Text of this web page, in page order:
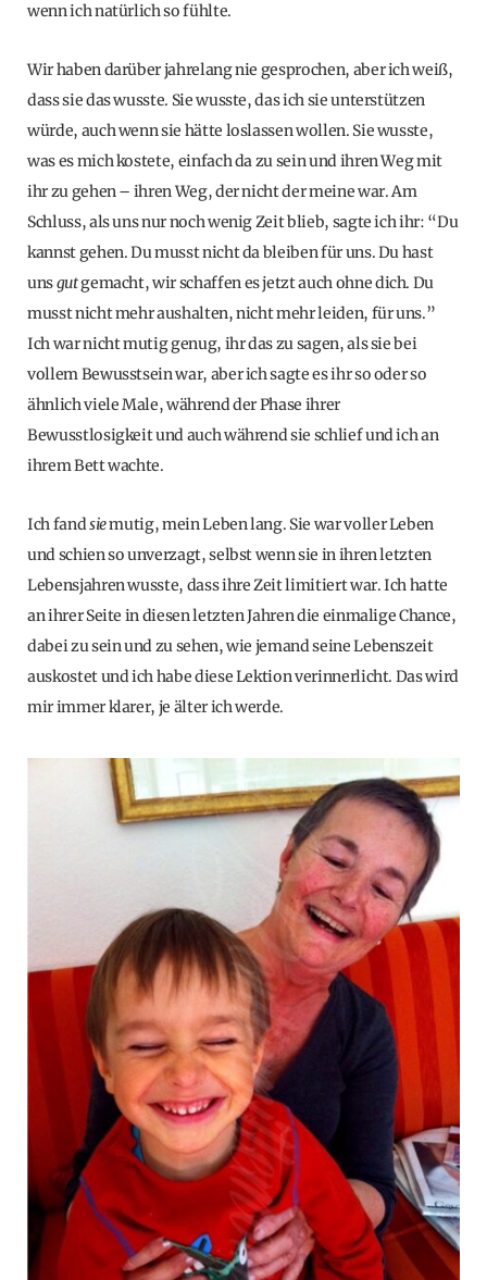
wenn ich natürlich so fühlte.
Wir haben darüber jahrelang nie gesprochen, aber ich weiß,
dass sie das wusste. Sie wusste, das ich sie unterstützen
würde, auch wenn sie hätte loslassen wollen. Sie wusste,
was es mich kostete, einfach da zu sein und ihren Weg mit
ihr zu gehen – ihren Weg, der nicht der meine war. Am
Schluss, als uns nur noch wenig Zeit blieb, sagte ich ihr: “Du
kannst gehen. Du musst nicht da bleiben für uns. Du hast
unsgutgemacht, wir schaffen es jetzt auch ohne dich. Du
musst nicht mehr aushalten, nicht mehr leiden, für uns.”
Ich war nicht mutig genug, ihr das zu sagen, als sie bei
vollem Bewusstsein war, aber ich sagte es ihr so oder so
ähnlich viele Male, während der Phase ihrer
Bewusstlosigkeit und auch während sie schlief und ich an
ihrem Bett wachte.
Ich fandsiemutig, mein Leben lang. Sie war voller Leben
und schien so unverzagt, selbst wenn sie in ihren letzten
Lebensjahren wusste, dass ihre Zeit limitiert war. Ich hatte
an ihrer Seite in diesen letzten Jahren die einmalige Chance,
dabei zu sein und zu sehen, wie jemand seine Lebenszeit
auskostet und ich habe diese Lektion verinnerlicht. Das wird
mir immer klarer, je älter ich werde.